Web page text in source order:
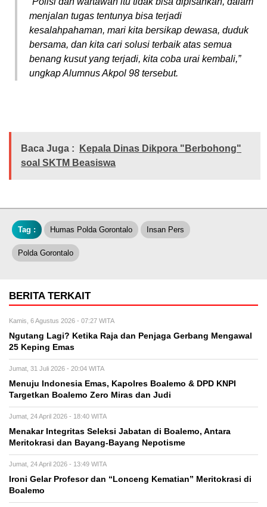
menjalan tugas tentunya bisa terjadi
kesalahpahaman, mari kita bersikap dewasa, duduk
bersama, dan kita cari solusi terbaik atas semua
benang kusut yang terjadi, kita coba urai kembali,”
ungkap Alumnus Akpol 98 tersebut.
Baca Juga :
Kepala Dinas Dikpora "Berbohong"
soal SKTM Beasiswa
Tag : Humas Polda Gorontalo Insan Pers
Polda Gorontalo
BERITA TERKAIT
Kamis, 6 Agustus 2026 - 07:27 WITA
Ngutang Lagi? Ketika Raja dan Penjaga Gerbang Mengawal
25 Keping Emas
Jumat, 31 Juli 2026 - 20:04 WITA
Menuju Indonesia Emas, Kapolres Boalemo & DPD KNPI
Targetkan Boalemo Zero Miras dan Judi
Jumat, 24 April 2026 - 18:40 WITA
Menakar Integritas Seleksi Jabatan di Boalemo, Antara
Meritokrasi dan Bayang-Bayang Nepotisme
Jumat, 24 April 2026 - 13:49 WITA
Ironi Gelar Profesor dan “Lonceng Kematian” Meritokrasi di
Boalemo